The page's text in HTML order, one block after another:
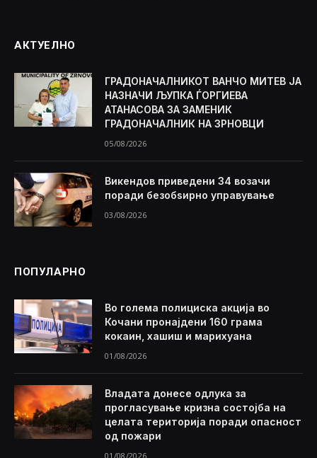
АКТУЕЛНО
ГРАДОНАЧАЛНИКОТ ВАНЧО МИТЕВ ЈА
НАЗНАЧИ ЉУПКА ЃОРГИЕВА
АТАНАСОВА ЗА ЗАМЕНИК
ГРАДОНАЧАЛНИК НА ЗРНОВЦИ
05/08/2026
Викендов приведени 34 возачи
поради безобѕирно управување
03/08/2026
ПОПУЛАРНО
Во голема полициска акција во
Кочани пронајдени 160 грама
кокаин, хашиш и марихуана
01/08/2026
Владата донесе одлука за
прогласување кризна состојба на
целата територија поради опасност
од пожари
01/08/2026